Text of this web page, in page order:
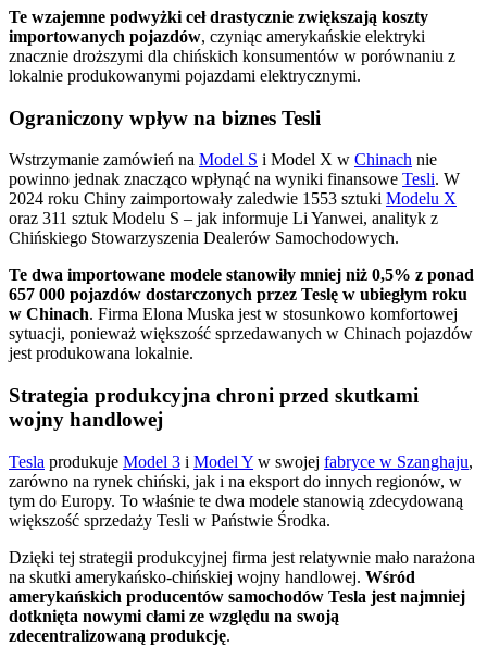
Te wzajemne podwyżki ceł drastycznie zwiększają koszty
importowanych pojazdów, czyniąc amerykańskie elektryki
znacznie droższymi dla chińskich konsumentów w porównaniu z
lokalnie produkowanymi pojazdami elektrycznymi.
Ograniczony wpływ na biznes Tesli
Wstrzymanie zamówień na Model S i Model X w Chinach nie
powinno jednak znacząco wpłynąć na wyniki finansowe Tesli. W
2024 roku Chiny zaimportowały zaledwie 1553 sztuki Modelu X
oraz 311 sztuk Modelu S – jak informuje Li Yanwei, analityk z
Chińskiego Stowarzyszenia Dealerów Samochodowych.
Te dwa importowane modele stanowiły mniej niż 0,5% z ponad
657 000 pojazdów dostarczonych przez Teslę w ubiegłym roku
w Chinach. Firma Elona Muska jest w stosunkowo komfortowej
sytuacji, ponieważ większość sprzedawanych w Chinach pojazdów
jest produkowana lokalnie.
Strategia produkcyjna chroni przed skutkami
wojny handlowej
Tesla produkuje Model 3 i Model Y w swojej fabryce w Szanghaju,
zarówno na rynek chiński, jak i na eksport do innych regionów, w
tym do Europy. To właśnie te dwa modele stanowią zdecydowaną
większość sprzedaży Tesli w Państwie Środka.
Dzięki tej strategii produkcyjnej firma jest relatywnie mało narażona
na skutki amerykańsko-chińskiej wojny handlowej. Wśród
amerykańskich producentów samochodów Tesla jest najmniej
dotknięta nowymi cłami ze względu na swoją
zdecentralizowaną produkcję.